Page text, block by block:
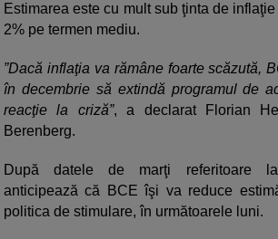
Estimarea este cu mult sub ţinta de
2% pe termen mediu.
”Dacă inflaţia va rămâne foarte scăzută,
în decembrie să extindă programul de
reacţie la criză”, a declarat Florian
Berenberg.
După datele de marţi referitoare
anticipează că BCE îşi va reduce
politica de stimulare, în următoarele luni.